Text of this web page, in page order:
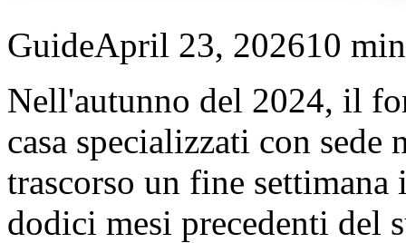
GuideApril 23, 202610
Nell'autunno del 2024, il
casa specializzati con sede
trascorso un fine
dodici mesi precedenti del